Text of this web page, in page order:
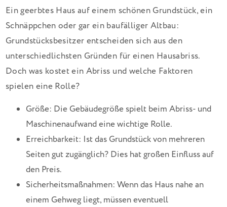
Ein geerbtes Haus auf einem schönen Grundstück, ein
Schnäppchen oder gar ein baufälliger Altbau:
Grundstücksbesitzer entscheiden sich aus den
unterschiedlichsten Gründen für einen Hausabriss.
Doch was kostet ein Abriss und welche Faktoren
spielen eine Rolle?
Größe: Die Gebäudegröße spielt beim Abriss- und
Maschinenaufwand eine wichtige Rolle.
Erreichbarkeit: Ist das Grundstück von mehreren
Seiten gut zugänglich? Dies hat großen Einfluss auf
den Preis.
Sicherheitsmaßnahmen: Wenn das Haus nahe an
einem Gehweg liegt, müssen eventuell